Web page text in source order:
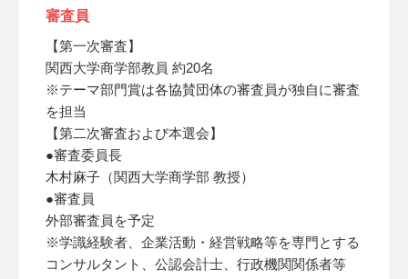
審査員
【第一次審査】
関西大学商学部教員 約20名
※テーマ部門賞は各協賛団体の審査員が独自に審査
を担当
【第二次審査および本選会】
●審査委員長
木村麻子（関西大学商学部 教授）
●審査員
外部審査員を予定
※学識経験者、企業活動・経営戦略等を専門とする
コンサルタント、公認会計士、行政機関関係者等